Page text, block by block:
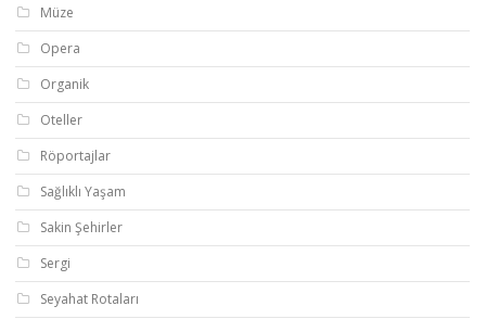
Müze
Opera
Organik
Oteller
Röportajlar
Sağlıklı Yaşam
Sakin Şehirler
Sergi
Seyahat Rotaları